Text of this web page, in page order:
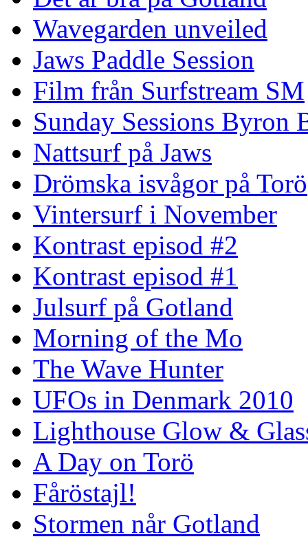
Wavegarden unveiled
Jaws Paddle Session
Film från Surfstream SM
Sunday Sessions Byron
Nattsurf på Jaws
Drömska isvågor på Torö
Vintersurf i November
Kontrast episod #2
Kontrast episod #1
Julsurf på Gotland
Morning of the Mo
The Wave Hunter
UFOs in Denmark 2010
Lighthouse Glow &
A Day on Torö
Fåröstajl!
Stormen når Gotland